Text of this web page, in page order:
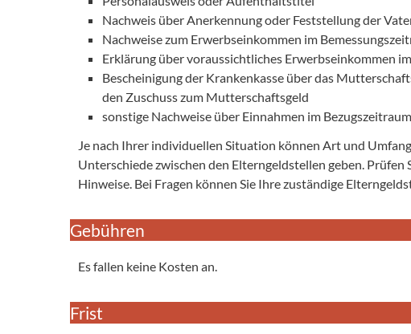
Nachweis über Anerkennung oder Feststellung der
Nachweise zum Erwerbseinkommen im
Erklärung über voraussichtliches Erwerbseinkommen
Bescheinigung der Krankenkasse über das
den Zuschuss zum Mutterschaftsgeld
sonstige Nachweise über Einnahmen im Bezugszeitraum
Je nach Ihrer individuellen Situation können Art und
Unterschiede zwischen den Elterngeldstellen geben.
Hinweise. Bei Fragen können Sie Ihre zuständige
Gebühren
Es fallen keine Kosten an.
Frist